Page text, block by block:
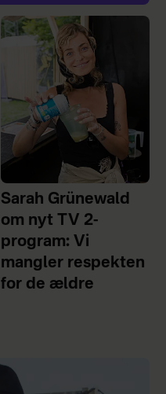
Sarah Grünewald
om nyt TV 2-
program: Vi
mangler respekten
for de ældre